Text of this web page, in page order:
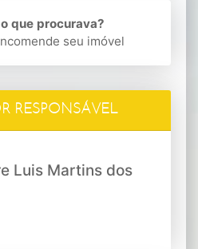
que procurava?
seu imóvel
RESPONSÁVEL
Luis Martins dos